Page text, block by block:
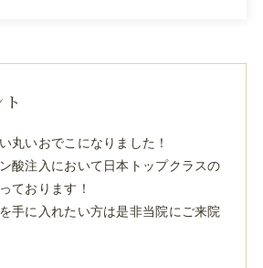
丸いおでこになりました！
酸注入において日本トップクラスの
ております！
手に入れたい方は是非当院にご来院